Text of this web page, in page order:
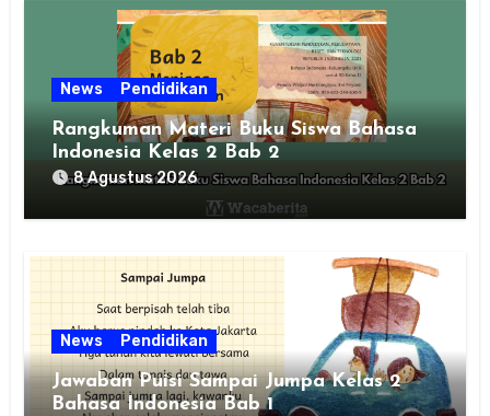
News Pendidikan
Rangkuman Materi Buku Siswa Bahasa
Indonesia Kelas 2 Bab 2
8 Agustus 2026
News Pendidikan
Jawaban Puisi Sampai Jumpa Kelas 2
Bahasa Indonesia Bab 1